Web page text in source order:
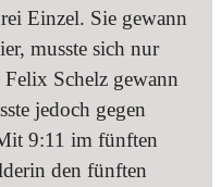
Einzel. Sie gewann
musste sich nur
Schelz gewann
jedoch gegen
9:11 im fünften
den fünften